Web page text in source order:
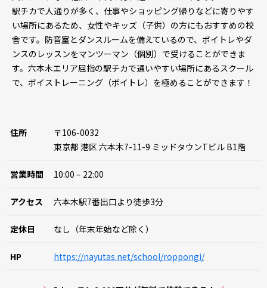
駅チカで人通りが多く、仕事やショッピング帰りなどに寄りやす
い場所にあるため、女性やキッズ（子供）の方にもおすすめの校
舎です。防音室とダンスルームを備えているので、ボイトレやダ
ンスのレッスンをマンツーマン（個別）で受けることができま
す。六本木エリア屈指の駅チカで通いやすい場所にあるスクール
で、ボイストレーニング（ボイトレ）を極めることができます！
住所
〒106-0032
東京都 港区 六本木7-11-9 ミッドタウンTビル B1階
営業時間 10:00 – 22:00
アクセス 六本木駅7番出口より徒歩3分
定休日 なし（年末年始など除く）
HP https://nayutas.net/school/roppongi/